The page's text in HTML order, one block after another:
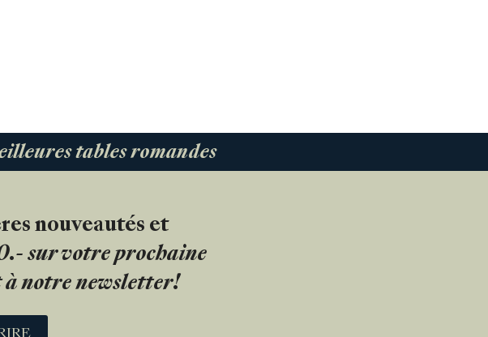
tables romandes
nouveautés et
sur votre prochaine
notre newsletter!